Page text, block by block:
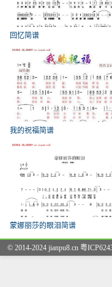
回忆简谱
我的祝福简谱
蒙娜丽莎的眼泪简谱
© 2014-2024 jianpu8.cn 粤